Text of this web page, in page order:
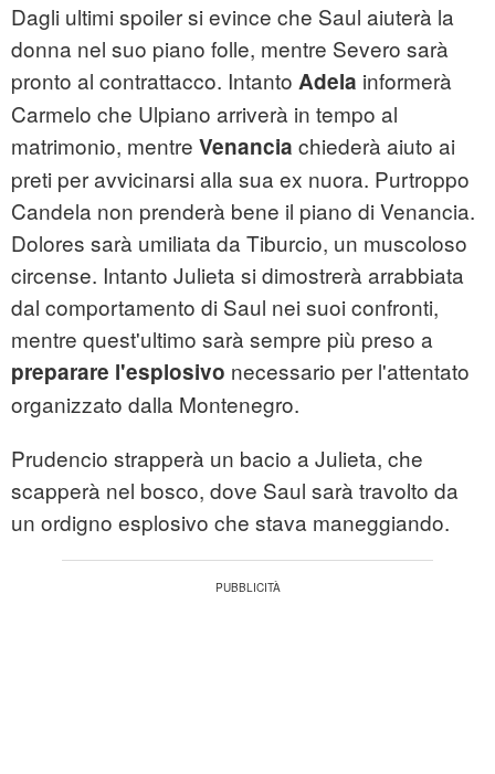
Dagli ultimi spoiler si evince che Saul aiuterà la
donna nel suo piano folle, mentre Severo sarà
pronto al contrattacco. Intanto Adela informerà
Carmelo che Ulpiano arriverà in tempo al
matrimonio, mentre Venancia chiederà aiuto ai
preti per avvicinarsi alla sua ex nuora. Purtroppo
Candela non prenderà bene il piano di Venancia.
Dolores sarà umiliata da Tiburcio, un muscoloso
circense. Intanto Julieta si dimostrerà arrabbiata
dal comportamento di Saul nei suoi confronti,
mentre quest'ultimo sarà sempre più preso a
preparare l'esplosivo necessario per l'attentato
organizzato dalla Montenegro.
Prudencio strapperà un bacio a Julieta, che
scapperà nel bosco, dove Saul sarà travolto da
un ordigno esplosivo che stava maneggiando.